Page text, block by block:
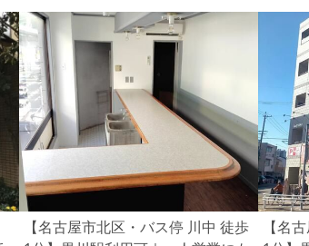
【名古屋市北区・バス停 川中 徒歩
【名